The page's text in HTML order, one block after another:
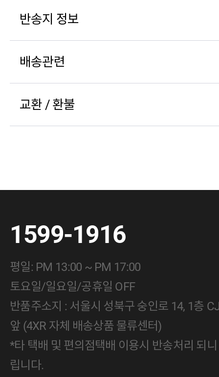
반송지 정보
배송관련
교환 / 환불
1599-1916
평일: PM 13:00 ~ PM 17:00
토요일/일요일/공휴일 OFF
반품주소지 : 서울시 성북구 숭인로 14, 1층
앞 (4XR 자체 배송상품 물류센터)
*타 택배 및 편의점택배 이용시 반송처리 되
립니다.